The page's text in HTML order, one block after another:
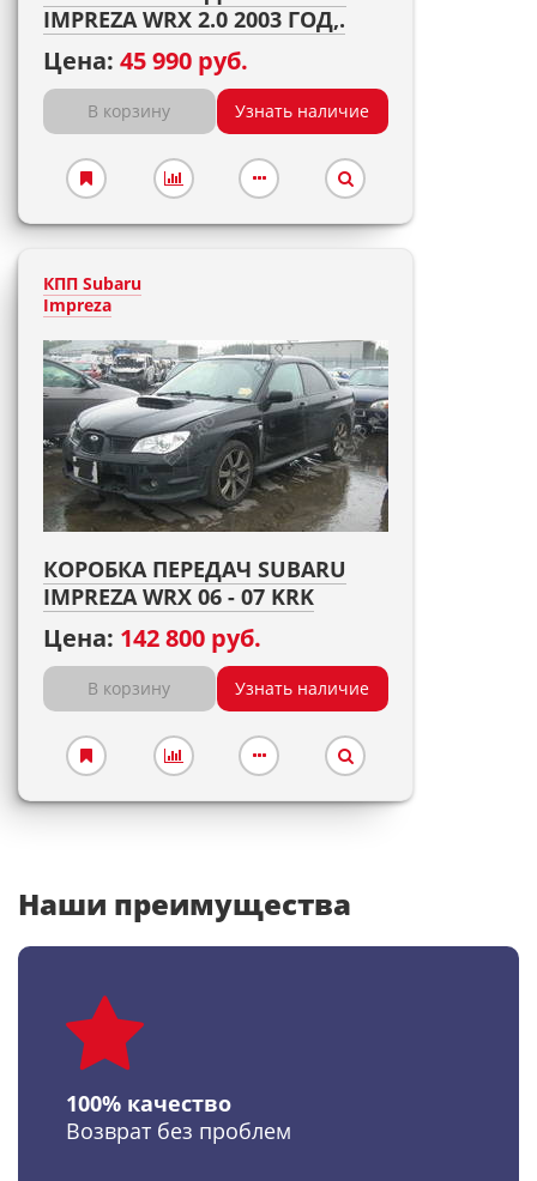
IMPREZA WRX 2.0 2003 ГОД,.
Цена: 45 990 руб.
В корзину Узнать наличие
КПП Subaru
Impreza
КОРОБКА ПЕРЕДАЧ SUBARU
IMPREZA WRX 06 - 07 KRK
Цена: 142 800 руб.
В корзину Узнать наличие
Наши преимущества
100% качество
Возврат без проблем